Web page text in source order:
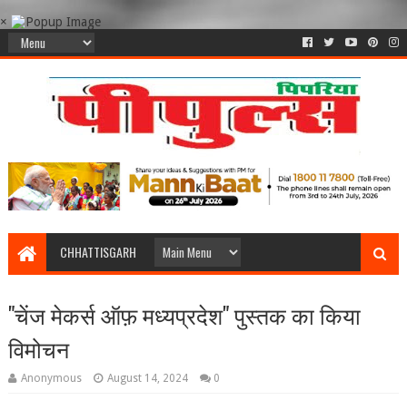
×
CHHATTISGARH
"चेंज मेकर्स ऑफ़ मध्यप्रदेश" पुस्तक का किया
विमोचन
Anonymous August 14, 2024 0